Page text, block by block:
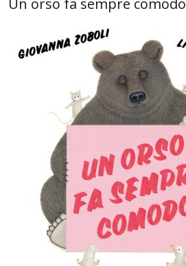
Un orso fa sempre comodo